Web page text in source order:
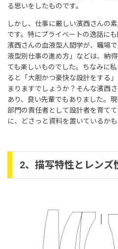
る思いをしたものです。
しかし、仕事に厳しい濱西さんの
です。特にプライベートの逸話に
濱西さんの血液型人間学が、職場
液型別仕事の進め方」などは、納
ても楽しいものでした。ちなみに
ると「大胆かつ豪快な設計をする
まりますでしょうか？そんな濱西
あり、良い先輩でもありました。
部門の責任者として設計者を育て
に、どさっと資料を置いているかも
2、描写特性とレンズ